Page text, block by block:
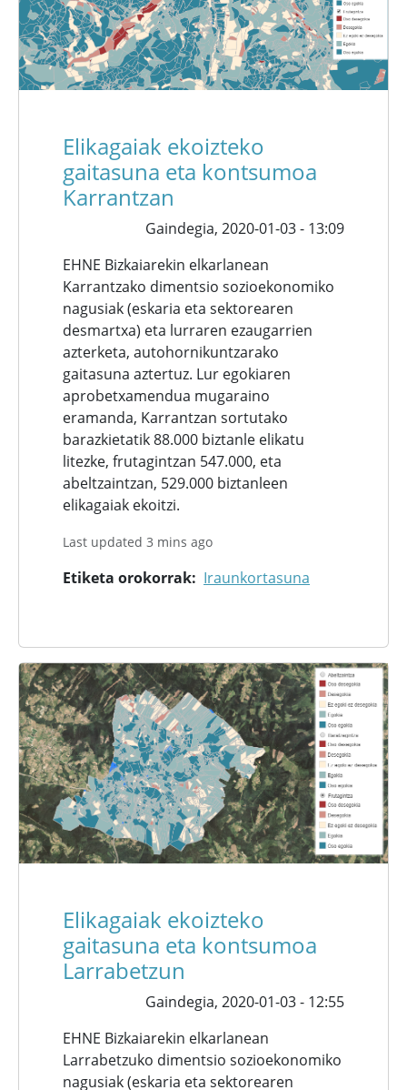
Elikagaiak ekoizteko
gaitasuna eta kontsumoa
Karrantzan
Gaindegia, 2020-01-03 - 13:09
EHNE Bizkaiarekin elkarlanean
Karrantzako dimentsio sozioekonomiko
nagusiak (eskaria eta sektorearen
desmartxa) eta lurraren ezaugarrien
azterketa, autohornikuntzarako
gaitasuna aztertuz. Lur egokiaren
aprobetxamendua mugaraino
eramanda, Karrantzan sortutako
barazkietatik 88.000 biztanle elikatu
litezke, frutagintzan 547.000, eta
abeltzaintzan, 529.000 biztanleen
elikagaiak ekoitzi.
Last updated 3 mins ago
Etiketa orokorrak Iraunkortasuna
Elikagaiak ekoizteko
gaitasuna eta kontsumoa
Larrabetzun
Gaindegia, 2020-01-03 - 12:55
EHNE Bizkaiarekin elkarlanean
Larrabetzuko dimentsio sozioekonomiko
nagusiak (eskaria eta sektorearen